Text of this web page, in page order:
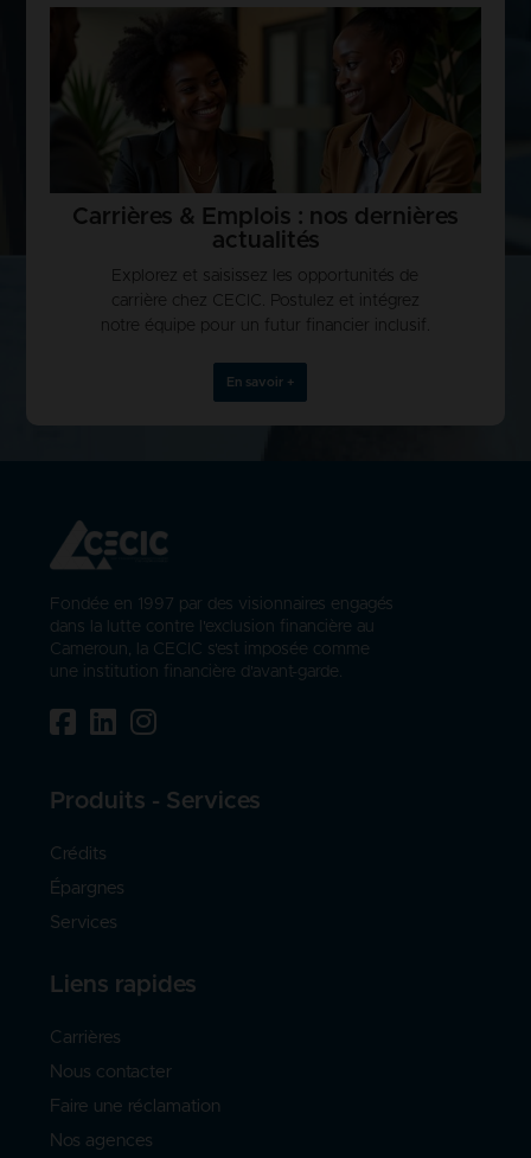
Carrières & Emplois : nos dernières
actualités
Explorez et saisissez les opportunités de
carrière chez CECIC. Postulez et intégrez
notre équipe pour un futur financier inclusif.
En savoir +
Fondée en 1997 par des visionnaires engagés
dans la lutte contre l'exclusion financière au
Cameroun, la CECIC s'est imposée comme
une institution financière d'avant-garde.
Produits - Services
Crédits
Épargnes
Services
Liens rapides
Carrières
Nous contacter
Faire une réclamation
Nos agences